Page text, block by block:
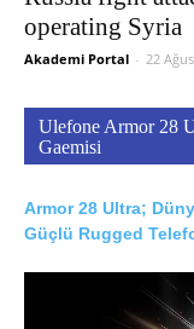
operating Syria
Akademi Portal - 22
Ulefone Armor 28
Gaemisi
Armor 28 Ultra;
Güçlü Rugged